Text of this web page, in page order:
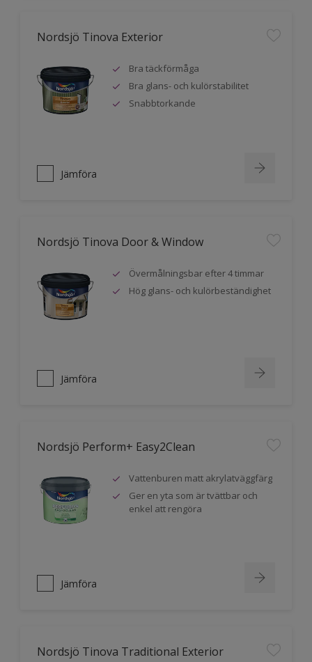
Nordsjö Tinova Exterior
Bra täckförmåga
Bra glans- och kulörstabilitet
Snabbtorkande
Jämföra
Nordsjö Tinova Door & Window
Övermålningsbar efter 4 timmar
Hög glans- och kulörbeständighet
Jämföra
Nordsjö Perform+ Easy2Clean
Vattenburen matt akrylatväggfärg
Ger en yta som är tvättbar och
enkel att rengöra
Jämföra
Nordsjö Tinova Traditional Exterior